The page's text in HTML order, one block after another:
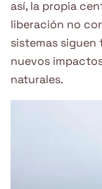
así, la propia
liberación no
sistemas
nuevos
naturales.